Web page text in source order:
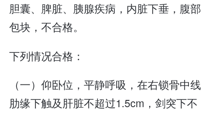
胆囊、脾脏、胰腺疾病，内脏下垂，腹部
包块，不合格。
下列情况合格：
（一）仰卧位，平静呼吸，在右锁骨中线
肋缘下触及肝脏不超过1.5cm，剑突下不